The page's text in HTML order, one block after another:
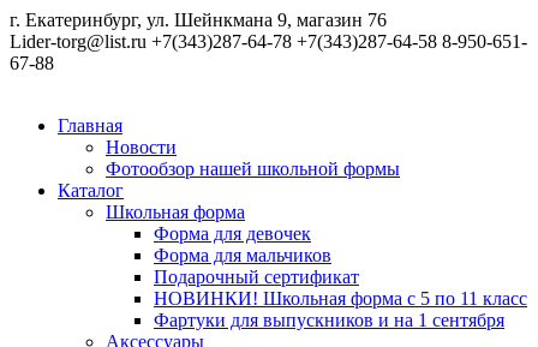
г. Екатеринбург, ул. Шейнкмана 9, магазин 76
Lider-torg@list.ru +7(343)287-64-78 +7(343)287-64-58 8-950-651-
67-88
Главная
Новости
Фотообзор нашей школьной формы
Каталог
Школьная форма
Форма для девочек
Форма для мальчиков
Подарочный сертификат
НОВИНКИ! Школьная форма с 5 по 11 класс
Фартуки для выпускников и на 1 сентября
Аксессуары